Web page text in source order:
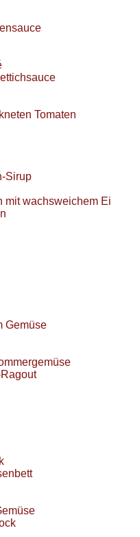
Tomaten
Sirup
mit wachsweichem Ei
Gemüse